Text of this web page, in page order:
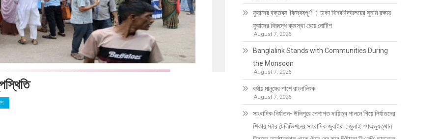
ফুয়াদের বক্তব্য ‘বিদ্বেষপূর্ণ’ : ঢাকা বিশ্ববিদ্যালয়ের সুনাম রক্ষায়
ফুয়াদের বিরুদ্ধে ব্যবস্থা চেয়ে নোটিশ
August 7, 2026
Banglalink Stands with Communities During
the Monsoon
August 7, 2026
বর্ষায় মানুষের পাশে বাংলালিংক
August 7, 2026
সাংবাদিক নির্যাতন- উলিপুরে পেশাগত দায়িত্ব পালনে গিয়ে নির্যাতনের
শিকার স্টার টেলিভিশনের সাংবাদিক জুবাইর : জুলাই গণঅভ্যুত্থান